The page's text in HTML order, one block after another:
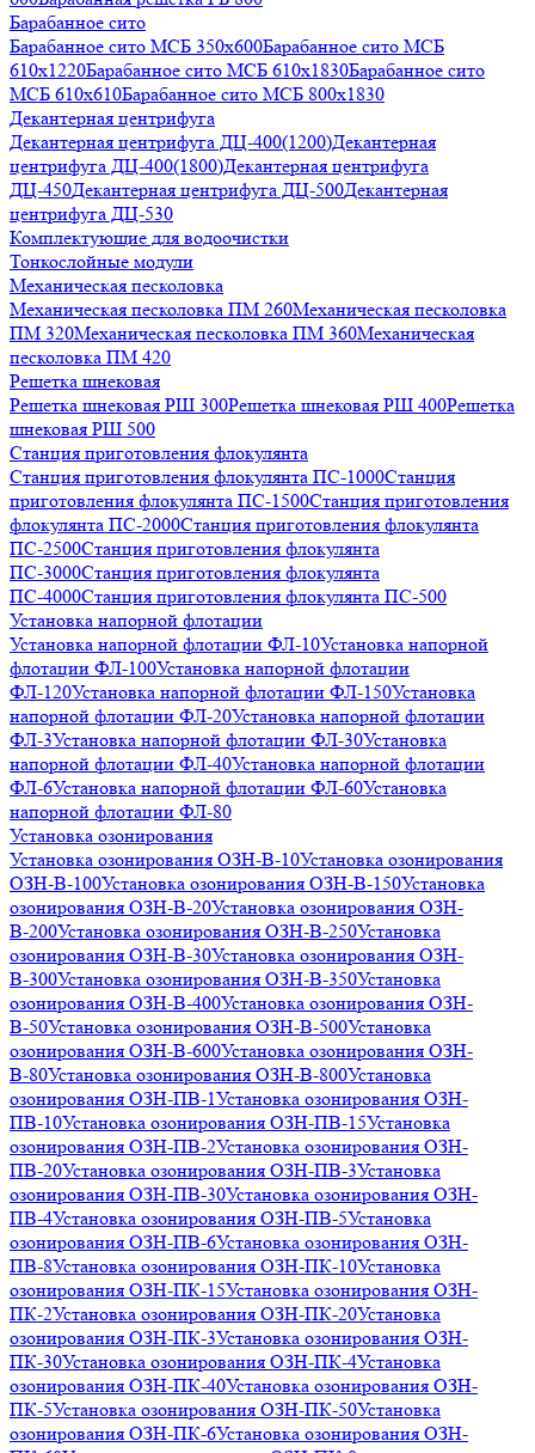
Барабанное сито
Барабанное сито МСБ 350x600Барабанное сито МСБ
610x1220Барабанное сито МСБ 610x1830Барабанное сито
МСБ 610x610Барабанное сито МСБ 800x1830
Декантерная центрифуга
Декантерная центрифуга ДЦ-400(1200)Декантерная
центрифуга ДЦ-400(1800)Декантерная центрифуга
ДЦ-450Декантерная центрифуга ДЦ-500Декантерная
центрифуга ДЦ-530
Комплектующие для водоочистки
Тонкослойные модули
Механическая песколовка
Механическая песколовка ПM 260Механическая песколовка
ПM 320Механическая песколовка ПM 360Механическая
песколовка ПM 420
Решетка шнековая
Решетка шнековая РШ 300Решетка шнековая РШ 400Решетка
шнековая РШ 500
Станция приготовления флокулянта
Станция приготовления флокулянта ПС-1000Станция
приготовления флокулянта ПС-1500Станция приготовления
флокулянта ПС-2000Станция приготовления флокулянта
ПС-2500Станция приготовления флокулянта
ПС-3000Станция приготовления флокулянта
ПС-4000Станция приготовления флокулянта ПС-500
Установка напорной флотации
Установка напорной флотации ФЛ-10Установка напорной
флотации ФЛ-100Установка напорной флотации
ФЛ-120Установка напорной флотации ФЛ-150Установка
напорной флотации ФЛ-20Установка напорной флотации
ФЛ-3Установка напорной флотации ФЛ-30Установка
напорной флотации ФЛ-40Установка напорной флотации
ФЛ-6Установка напорной флотации ФЛ-60Установка
напорной флотации ФЛ-80
Установка озонирования
Установка озонирования ОЗН-В-10Установка озонирования
ОЗН-В-100Установка озонирования ОЗН-В-150Установка
озонирования ОЗН-В-20Установка озонирования ОЗН-
В-200Установка озонирования ОЗН-В-250Установка
озонирования ОЗН-В-30Установка озонирования ОЗН-
В-300Установка озонирования ОЗН-В-350Установка
озонирования ОЗН-В-400Установка озонирования ОЗН-
В-50Установка озонирования ОЗН-В-500Установка
озонирования ОЗН-В-600Установка озонирования ОЗН-
В-80Установка озонирования ОЗН-В-800Установка
озонирования ОЗН-ПВ-1Установка озонирования ОЗН-
ПВ-10Установка озонирования ОЗН-ПВ-15Установка
озонирования ОЗН-ПВ-2Установка озонирования ОЗН-
ПВ-20Установка озонирования ОЗН-ПВ-3Установка
озонирования ОЗН-ПВ-30Установка озонирования ОЗН-
ПВ-4Установка озонирования ОЗН-ПВ-5Установка
озонирования ОЗН-ПВ-6Установка озонирования ОЗН-
ПВ-8Установка озонирования ОЗН-ПК-10Установка
озонирования ОЗН-ПК-15Установка озонирования ОЗН-
ПК-2Установка озонирования ОЗН-ПК-20Установка
озонирования ОЗН-ПК-3Установка озонирования ОЗН-
ПК-30Установка озонирования ОЗН-ПК-4Установка
озонирования ОЗН-ПК-40Установка озонирования ОЗН-
ПК-5Установка озонирования ОЗН-ПК-50Установка
озонирования ОЗН-ПК-6Установка озонирования ОЗН-